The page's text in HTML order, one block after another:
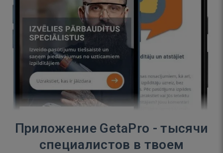
Приложение GetaPro - тысячи
специалистов в твоем